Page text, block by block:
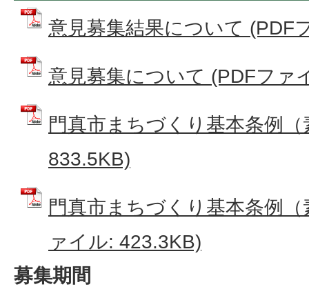
意見募集結果について (PDF
意見募集について (PDFファ
門真市まちづくり基本条例
833.5KB)
門真市まちづくり基本条例
ァイル: 423.3KB)
募集期間